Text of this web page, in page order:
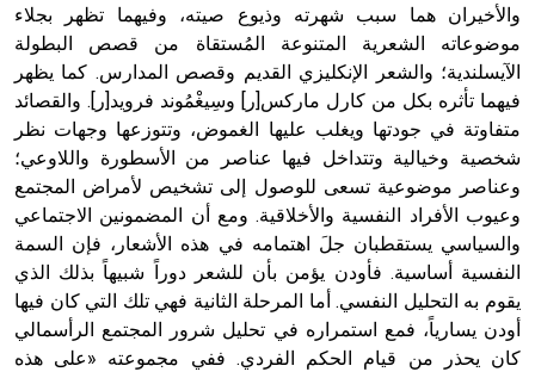
والأخيران هما سبب شهرته وذيوع صيته، وفيهما تظهر بجلاء
موضوعاته الشعرية المتنوعة المُستقاة من قصص البطولة
الآيسلندية؛ والشعر الإنكليزي القديم وقصص المدارس. كما يظهر
فيهما تأثره بكل من كارل ماركس[ر] وسِيغْمُوند فرويد[ر]. والقصائد
متفاوتة في جودتها ويغلب عليها الغموض، وتتوزعها وجهات نظر
شخصية وخيالية وتتداخل فيها عناصر من الأسطورة واللاوعي؛
وعناصر موضوعية تسعى للوصول إلى تشخيص لأمراض المجتمع
وعيوب الأفراد النفسية والأخلاقية. ومع أن المضمونين الاجتماعي
والسياسي يستقطبان جلَ اهتمامه في هذه الأشعار، فإن السمة
النفسية أساسية. فأودن يؤمن بأن للشعر دوراً شبيهاً بذلك الذي
يقوم به التحليل النفسي. أما المرحلة الثانية فهي تلك التي كان فيها
أودن يسارياً، فمع استمراره في تحليل شرور المجتمع الرأسمالي
كان يحذر من قيام الحكم الفردي. ففي مجموعته «على هذه